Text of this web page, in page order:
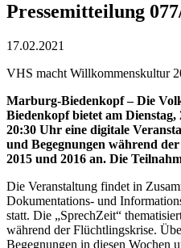
Pressemitteilung
17.02.2021
VHS macht Willkommenskultur
Marburg-Biedenkopf – Die
Biedenkopf bietet am
20:30 Uhr eine digitale
und Begegnungen während
2015 und 2016 an. Die
Die Veranstaltung findet in
Dokumentations- und
statt. Die „SprechZeit“
während der Flüchtlingskrise.
Begegnungen in diesen Wochen